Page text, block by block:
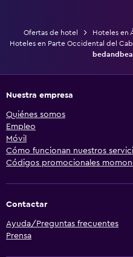
Ofertas de hotel Hoteles en
Hoteles en Parte Occidental del
Nuestra empresa
Quiénes somos
Empleo
Móvil
Cómo funcionan nuestros
Códigos promocionales
Contactar
Ayuda/Preguntas frecuentes
Prensa